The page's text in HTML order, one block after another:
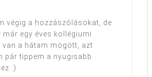
végig a hozzászólásokat, de
egy éves kollégiumi
a hátam mögött, azt
pár tippem a nyugisabb
:)